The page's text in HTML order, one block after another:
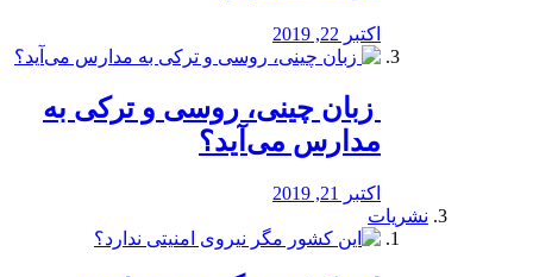
اکتبر 22, 2019
️ زبان چینی، روسی و ترکی به
مدارس می‌آید؟
اکتبر 21, 2019
نشریات